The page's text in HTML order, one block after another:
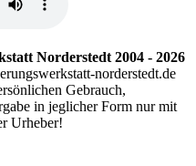
Norderstedt 2004 - 2026
norderstedt.de
Gebrauch,
in jeglicher Form nur mit
Urheber!